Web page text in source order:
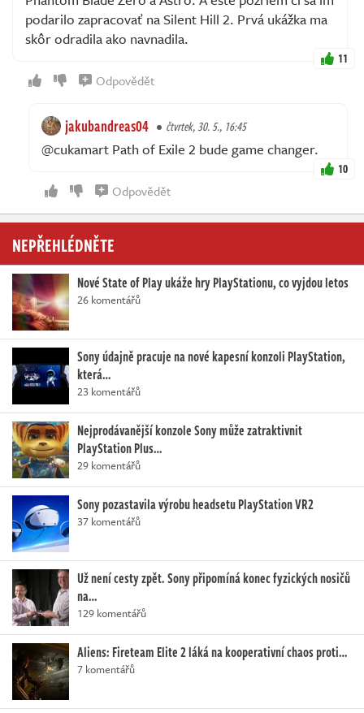
podarilo zapracovať na Silent Hill 2. Prvá ukážka ma
skôr odradila ako navnadila.
11
Odpovědět
jakubandreas04 čtvrtek, 30. 5., 16:45
@cukamart Path of Exile 2 bude game changer.
10
Odpovědět
NEPŘEHLÉDNĚTE
Nové State of Play ukáže hry PlayStationu, co vyjdou letos
26 komentářů
Sony údajně pracuje na nové kapesní konzoli PlayStation,
která…
23 komentářů
Nejprodávanější konzole Sony může zatraktivnit
PlayStation Plus…
29 komentářů
Sony pozastavila výrobu headsetu PlayStation VR2
37 komentářů
Už není cesty zpět. Sony připomíná konec fyzických nosičů
na…
129 komentářů
Aliens: Fireteam Elite 2 láká na kooperativní chaos proti…
7 komentářů